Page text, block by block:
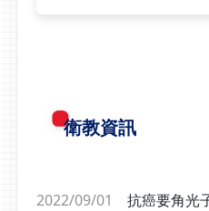
動、手臂繞圈運動擴胸
運動、轉肩關節運動每
片分段00:00 乳癌放射
助式肩關節運動02:54
04:03 梳頭運動
衛教資訊
2022/09/01
抗癌要角光